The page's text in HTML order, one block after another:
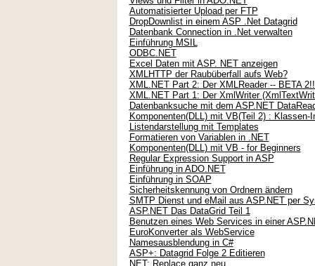
Automatisierter Upload per FTP
DropDownlist in einem ASP .Net Datagrid
Datenbank Connection in .Net verwalten
Einführung MSIL
ODBC.NET
Excel Daten mit ASP. NET anzeigen
XMLHTTP der Raubüberfall aufs Web?
XML.NET Part 2: Der XMLReader -- BETA
XML.NET Part 1: Der XmlWriter
Datenbanksuche mit dem ASP.NET
Komponenten(DLL) mit VB(Teil 2) : Klassen-
Listendarstellung mit Templates
Formatieren von Variablen in .NET
Komponenten(DLL) mit VB - for Beginners
Regular Expression Support in ASP
Einführung in ADO.NET
Einführung in SOAP
Sicherheitskennung von Ordnern ändern
SMTP Dienst und eMail aus ASP.NET per
ASP.NET Das DataGrid Teil 1
Benutzen eines Web Services in einer
EuroKonverter als WebService
Namesausblendung in C#
ASP+: Datagrid Folge 2 Editieren
NET: Replace ganz neu